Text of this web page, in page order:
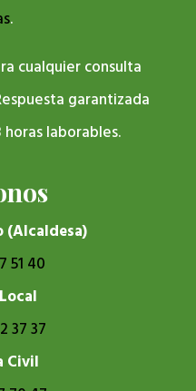
.
cualquier consulta
garantizada
laborables.
(Alcaldesa)
51 40
37 37
Civil